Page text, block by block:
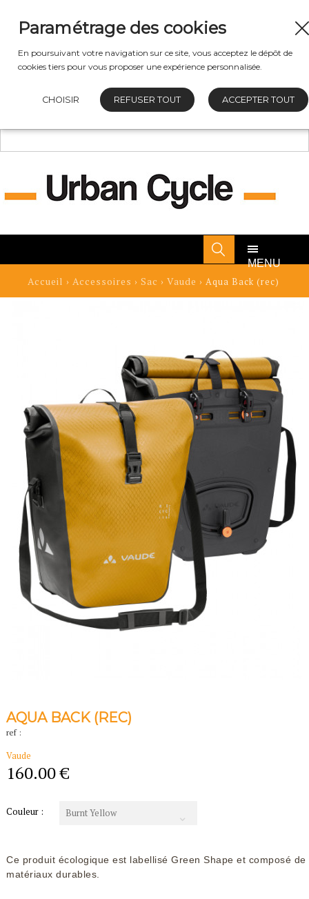
MENU
Accueil › Accessoires › Sac › Vaude › Aqua Back (rec)
AQUA BACK (REC)
ref :
Vaude
160.00 €
Couleur : Burnt Yellow
Ce produit écologique est labellisé Green Shape et composé de
matériaux durables.
Paramétrage des cookies
En poursuivant votre navigation sur ce site, vous acceptez le dépôt de
cookies tiers pour vous proposer une expérience personnalisée.
CHOISIR REFUSER TOUT ACCEPTER TOUT